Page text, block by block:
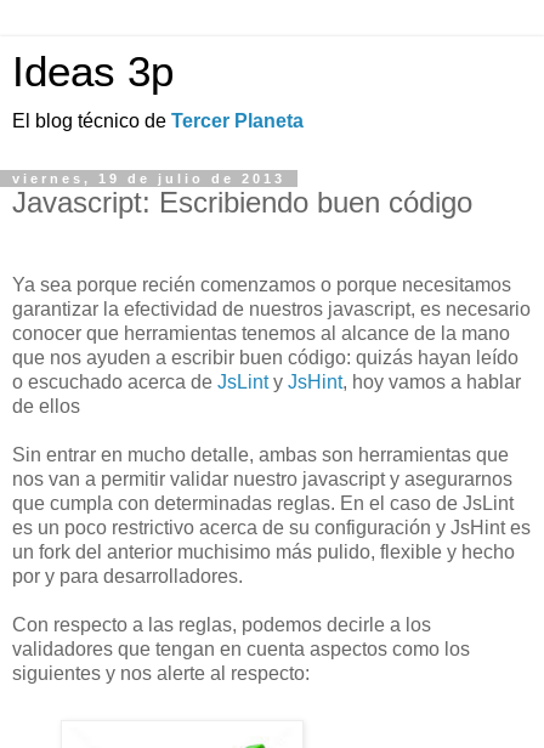
Ideas 3p
El blog técnico de Tercer Planeta
viernes, 19 de julio de 2013
Javascript: Escribiendo buen código
Ya sea porque recién comenzamos o porque necesitamos
garantizar la efectividad de nuestros javascript, es necesario
conocer que herramientas tenemos al alcance de la mano
que nos ayuden a escribir buen código: quizás hayan leído
o escuchado acerca de JsLinty JsHint, hoy vamos a hablar
de ellos
Sin entrar en mucho detalle, ambas son herramientas que
nos van a permitir validar nuestro javascript y asegurarnos
que cumpla con determinadas reglas. En el caso de JsLint
es un poco restrictivo acerca de su configuración y JsHint es
un fork del anterior muchisimo más pulido, flexible y hecho
por y para desarrolladores.
Con respecto a las reglas, podemos decirle a los
validadores que tengan en cuenta aspectos como los
siguientes y nos alerte al respecto: